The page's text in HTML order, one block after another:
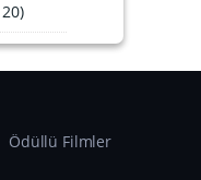
Ödüllü Filmler